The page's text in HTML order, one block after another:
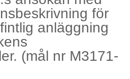
för
anläggning
(mål nr M3171-